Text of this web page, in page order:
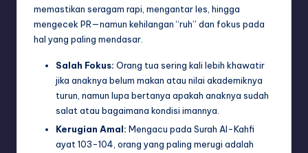
memastikan seragam rapi, mengantar les, hingga
mengecek PR—namun kehilangan “ruh” dan fokus pada
hal yang paling mendasar.
Salah Fokus: Orang tua sering kali lebih khawatir
jika anaknya belum makan atau nilai akademiknya
turun, namun lupa bertanya apakah anaknya sudah
salat atau bagaimana kondisi imannya.
Kerugian Amal: Mengacu pada Surah Al-Kahfi
ayat 103-104, orang yang paling merugi adalah